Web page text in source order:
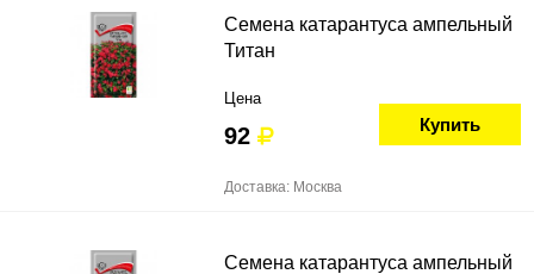
Семена катарантуса ампельный
Титан
Цена
92 Купить
Доставка: Москва
Семена катарантуса ампельный